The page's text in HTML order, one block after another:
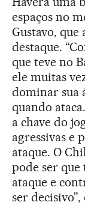
espaços no
Gustavo,
destaque.
que teve no
ele muitas
dominar sua
quando
a chave do
agressivas e
ataque. O
pode ser
ataque e
ser